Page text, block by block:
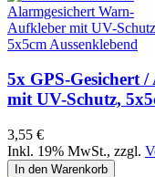
5x GPS-Gesichert
mit UV-Schutz,
3,55 €
Inkl. 19% MwSt., zzgl.
In den Warenkorb